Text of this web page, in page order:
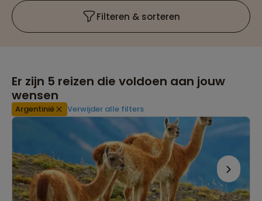
Filteren & sorteren
Er zijn 5 reizen die voldoen aan jouw
wensen
Argentinië Verwijder alle filters